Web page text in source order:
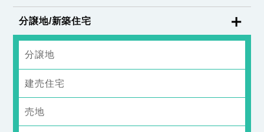
分譲地/新築住宅
分譲地
建売住宅
売地